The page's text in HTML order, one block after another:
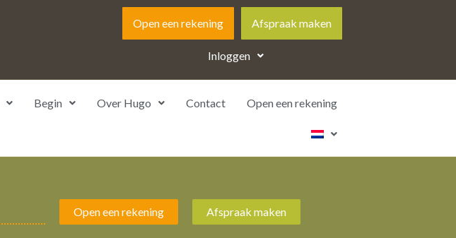
Open een rekening Afspraak maken
Inloggen
Begin Over Hugo Contact Open een rekening
Open een rekening Afspraak maken